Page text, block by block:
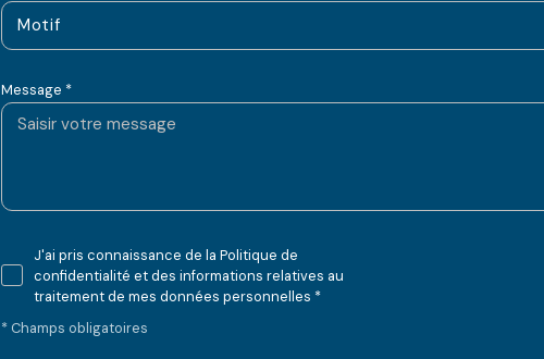
Motif
Message *
J'ai pris connaissance de la Politique de
confidentialité et des informations relatives au
traitement de mes données personnelles *
* Champs obligatoires